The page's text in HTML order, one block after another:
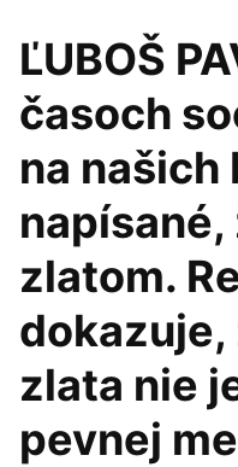
ĽUBOŠ
časoch
na našich
zlatom.
dokazuje,
zlata nie
pevnej